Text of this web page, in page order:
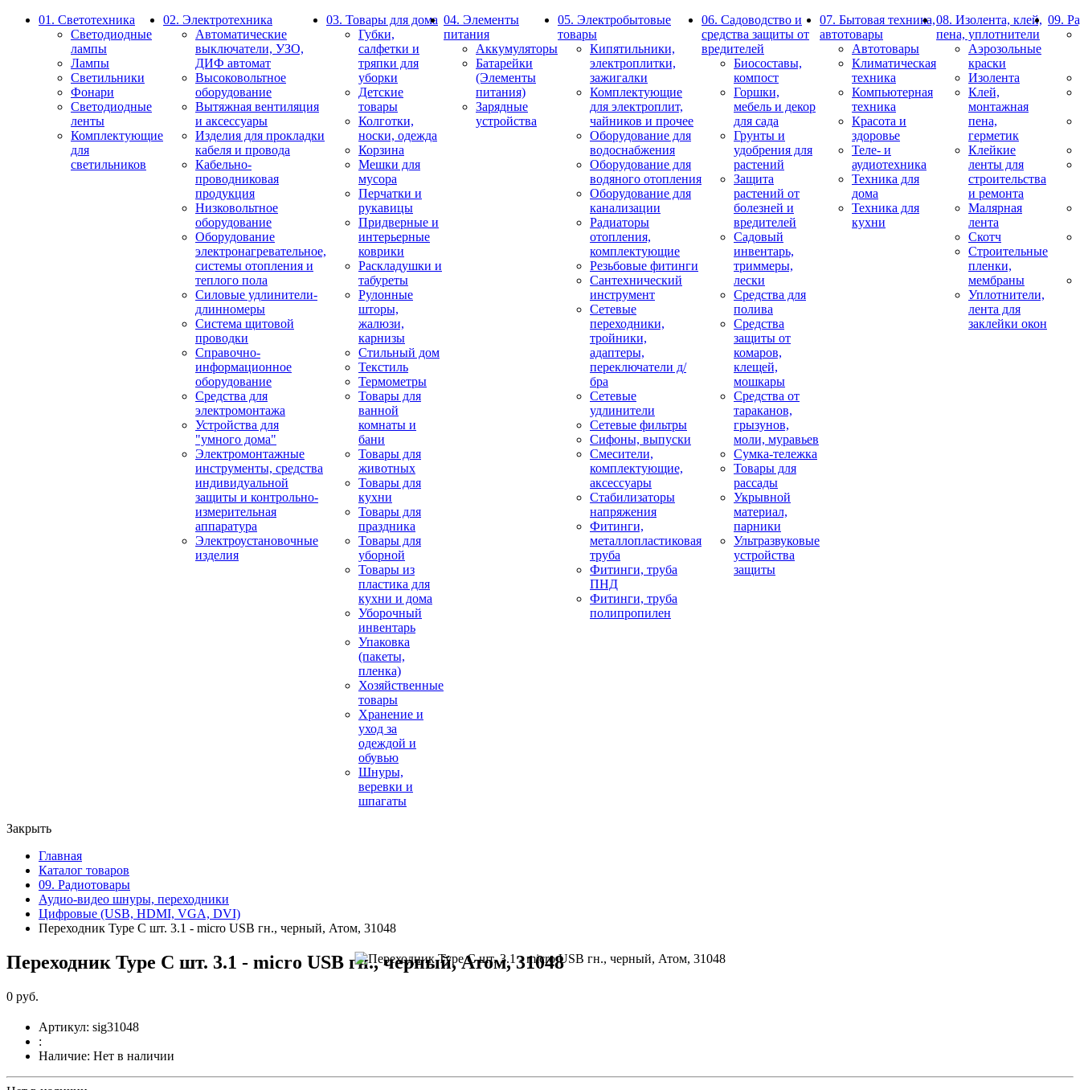
01. Светотехника
Светодиодные
лампы
Лампы
Светильники
Фонари
Светодиодные
ленты
Комплектующие
для
светильников
02. Электротехника
Автоматические
выключатели, УЗО,
ДИФ автомат
Высоковольтное
оборудование
Вытяжная вентиляция
и аксессуары
Изделия для прокладки
кабеля и провода
Кабельно-
проводниковая
продукция
Низковольтное
оборудование
Оборудование
электронагревательное,
системы отопления и
теплого пола
Силовые удлинители-
длинномеры
Система щитовой
проводки
Справочно-
информационное
оборудование
Средства для
электромонтажа
Устройства для
"умного дома"
Электромонтажные
инструменты, средства
индивидуальной
защиты и контрольно-
измерительная
аппаратура
Электроустановочные
изделия
03. Товары для дома
Губки,
салфетки и
тряпки для
уборки
Детские
товары
Колготки,
носки, одежда
Корзина
Мешки для
мусора
Перчатки и
рукавицы
Придверные и
интерьерные
коврики
Раскладушки и
табуреты
Рулонные
шторы,
жалюзи,
карнизы
Стильный дом
Текстиль
Термометры
Товары для
ванной
комнаты и
бани
Товары для
животных
Товары для
кухни
Товары для
праздника
Товары для
уборной
Товары из
пластика для
кухни и дома
Уборочный
инвентарь
Упаковка
(пакеты,
пленка)
Хозяйственные
товары
Хранение и
уход за
одеждой и
обувью
Шнуры,
веревки и
шпагаты
04. Элементы
питания
Аккумуляторы
Батарейки
(Элементы
питания)
Зарядные
устройства
05. Электробытовые
товары
Кипятильники,
электроплитки,
зажигалки
Комплектующие
для электроплит,
чайников и прочее
Оборудование для
водоснабжения
Оборудование для
водяного отопления
Оборудование для
канализации
Радиаторы
отопления,
комплектующие
Резьбовые фитинги
Сантехнический
инструмент
Сетевые
переходники,
тройники,
адаптеры,
переключатели д/
бра
Сетевые
удлинители
Сетевые фильтры
Сифоны, выпуски
Смесители,
комплектующие,
аксессуары
Стабилизаторы
напряжения
Фитинги,
металлопластиковая
труба
Фитинги, труба
ПНД
Фитинги, труба
полипропилен
06. Садоводство и
средства защиты от
вредителей
Биосоставы,
компост
Горшки,
мебель и декор
для сада
Грунты и
удобрения для
растений
Защита
растений от
болезней и
вредителей
Садовый
инвентарь,
триммеры,
лески
Средства для
полива
Средства
защиты от
комаров,
клещей,
мошкары
Средства от
тараканов,
грызунов,
моли, муравьев
Сумка-тележка
Товары для
рассады
Укрывной
материал,
парники
Ультразвуковые
устройства
защиты
07. Бытовая техника,
автотовары
Автотовары
Климатическая
техника
Компьютерная
техника
Красота и
здоровье
Теле- и
аудиотехника
Техника для
дома
Техника для
кухни
08. Изолента, клей,
пена, уплотнители
Аэрозольные
краски
Изолента
Клей,
монтажная
пена,
герметик
Клейкие
ленты для
строительства
и ремонта
Малярная
лента
Скотч
Строительные
пленки,
мембраны
Уплотнители,
лента для
заклейки окон
09.
Закрыть
Главная
Каталог товаров
09. Радиотовары
Аудио-видео шнуры, переходники
Цифровые (USB, HDMI, VGA, DVI)
Переходник Type C шт. 3.1 - micro USB гн., черный, Атом, 31048
Переходник Type C шт. 3.1 - micro USB гн., черный, Атом, 31048
0 руб.
Артикул: sig31048
:
Наличие: Нет в наличии